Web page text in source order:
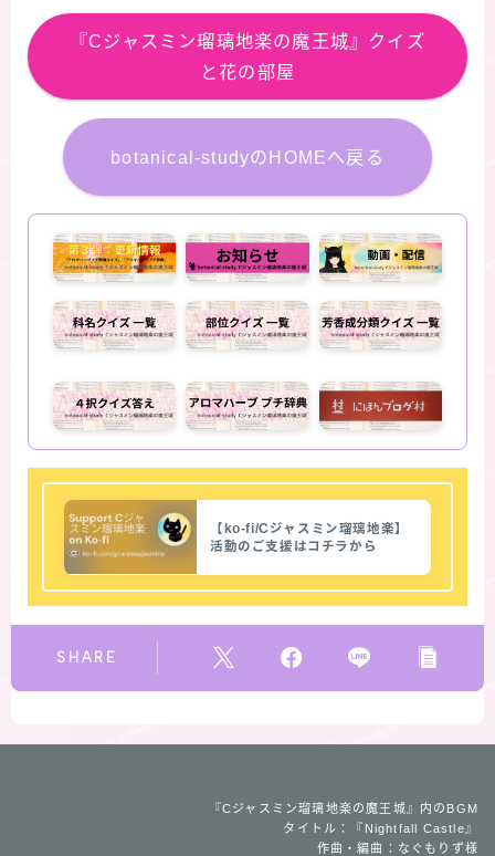
『Cジャスミン瑠璃地楽の魔王城』クイズ
と花の部屋
botanical-studyのHOMEへ戻る
【ko-fi/Cジャスミン瑠璃地楽】
活動のご支援はコチラから
SHARE
『Cジャスミン瑠璃地楽の魔王城』内のBGM
タイトル：『Nightfall Castle』
作曲・編曲：なぐもりず様